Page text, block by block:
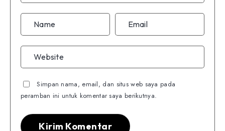
Simpan nama, email, dan situs web saya pada
peramban ini untuk komentar saya berikutnya.